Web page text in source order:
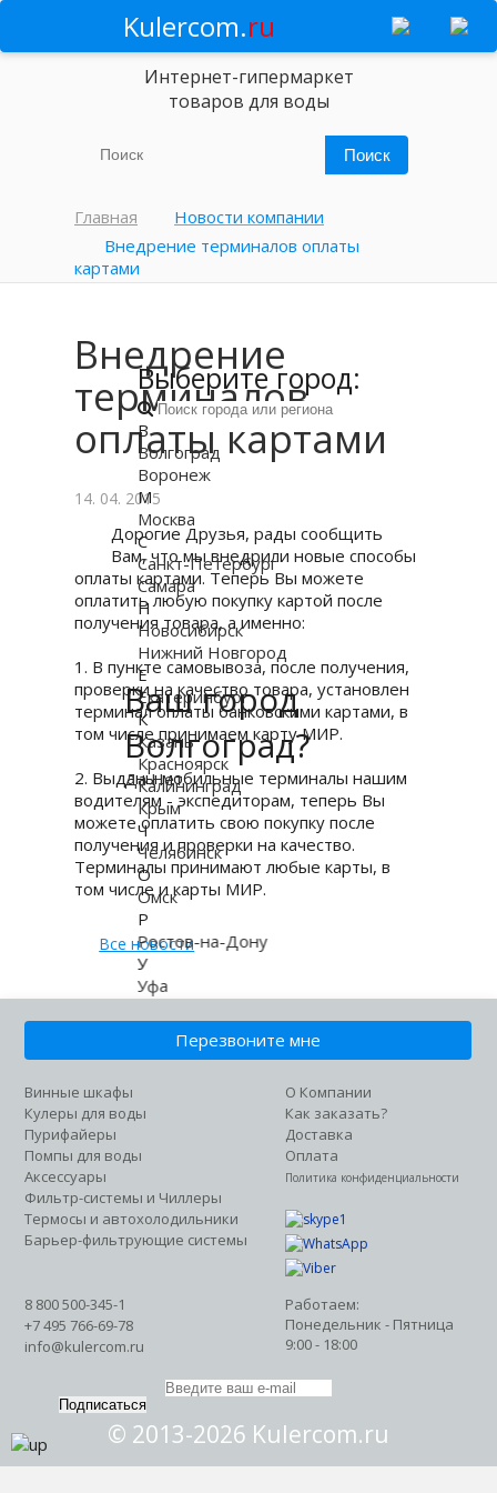
Kulercom.ru
Интернет-гипермаркет
товаров для воды
Главная
Новости компании
Внедрение терминалов оплаты
картами
Внедрение
терминалов
оплаты картами
14. 04. 2015
Дорогие Друзья, рады сообщить
Вам, что мы внедрили новые способы
оплаты картами. Теперь Вы можете
оплатить любую покупку картой после
получения товара, а именно:
1. В пункте самовывоза, после получения,
проверки на качество товара, установлен
терминал оплаты банковскими картами, в
том числе принимаем карту МИР.
2. Выданы мобильные терминалы нашим
водителям - экспедиторам, теперь Вы
можете оплатить свою покупку после
получения и проверки на качество.
Терминалы принимают любые карты, в
том числе и карты МИР.
Все новости
Перезвоните мне
Винные шкафы
Кулеры для воды
Пурифайеры
Помпы для воды
Аксессуары
Фильтр-системы и Чиллеры
Термосы и автохолодильники
Барьер-фильтрующие системы
О Компании
Как заказать?
Доставка
Оплата
Политика конфиденциальности
8 800 500-345-1
+7 495 766-69-78
info@kulercom.ru
Работаем:
Понедельник - Пятница
9:00 - 18:00
Подписаться
© 2013-2026 Kulercom.ru
Ваш город
Волгоград?
Да Нет
Выберите город:
В
Волгоград
Воронеж
М
Москва
С
Санкт-Петербург
Самара
Н
Новосибирск
Нижний Новгород
Е
Екатеринбург
К
Казань
Красноярск
Калининград
Крым
Ч
Челябинск
О
Омск
Р
Ростов-на-Дону
У
Уфа
Пермь
Моего города нет в списке